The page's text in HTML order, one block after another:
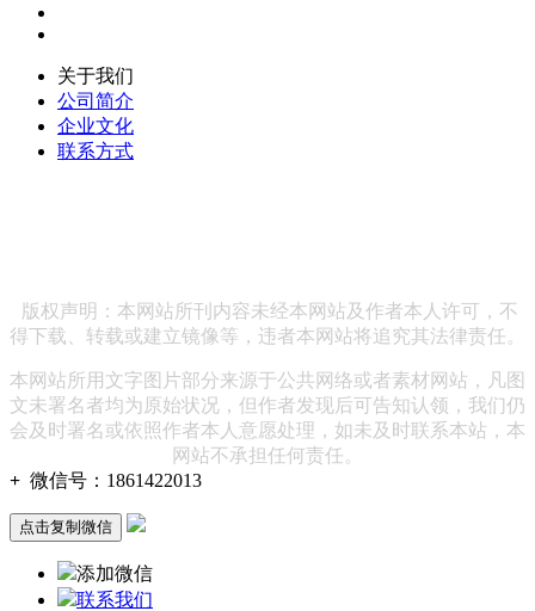
关于我们
公司简介
企业文化
联系方式
版权声明：本网站所刊内容未经本网站及作者本人许可，不
得下载、转载或建立镜像等，违者本网站将追究其法律责任。
本网站所用文字图片部分来源于公共网络或者素材网站，凡图
文未署名者均为原始状况，但作者发现后可告知认领，我们仍
会及时署名或依照作者本人意愿处理，如未及时联系本站，本
网站不承担任何责任。
+ 微信号： 1861422013
点击复制微信
添加微信
联系我们